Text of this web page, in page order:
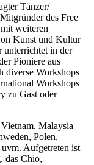
Tänzer/
des Free
weiteren
Kunst und Kultur
unterrichtet in der
Pioniere aus
diverse Workshops
Workshops
zu Gast oder
Malaysia
Polen,
Aufgetreten ist
das Chio,